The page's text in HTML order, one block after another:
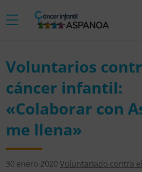
Voluntarios
cáncer infantil:
«Colaborar con
me llena»
30 enero 2020 Voluntariado contra